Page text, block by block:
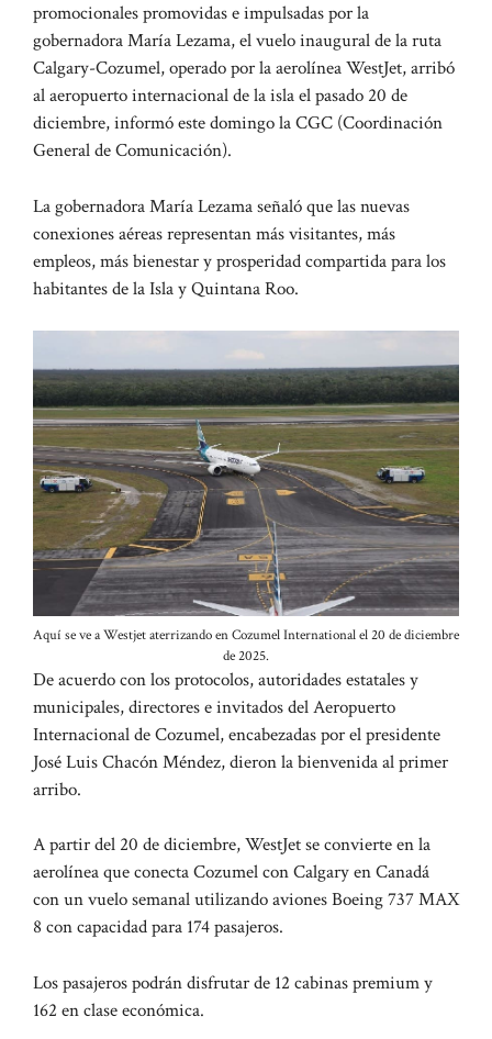
promocionales promovidas e impulsadas por la
gobernadora María Lezama, el vuelo inaugural de la ruta
Calgary-Cozumel, operado por la aerolínea WestJet, arribó
al aeropuerto internacional de la isla el pasado 20 de
diciembre, informó este domingo la CGC (Coordinación
General de Comunicación).
La gobernadora María Lezama señaló que las nuevas
conexiones aéreas representan más visitantes, más
empleos, más bienestar y prosperidad compartida para los
habitantes de la Isla y Quintana Roo.
Aquí se ve a Westjet aterrizando en Cozumel International el 20 de diciembre
de 2025.
De acuerdo con los protocolos, autoridades estatales y
municipales, directores e invitados del Aeropuerto
Internacional de Cozumel, encabezadas por el presidente
José Luis Chacón Méndez, dieron la bienvenida al primer
arribo.
A partir del 20 de diciembre, WestJet se convierte en la
aerolínea que conecta Cozumel con Calgary en Canadá
con un vuelo semanal utilizando aviones Boeing 737 MAX
8 con capacidad para 174 pasajeros.
Los pasajeros podrán disfrutar de 12 cabinas premium y
162 en clase económica.